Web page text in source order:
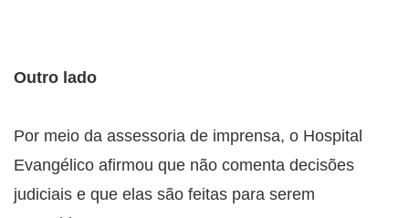
Outro lado
Por meio da assessoria de imprensa, o Hospital
Evangélico afirmou que não comenta decisões
judiciais e que elas são feitas para serem